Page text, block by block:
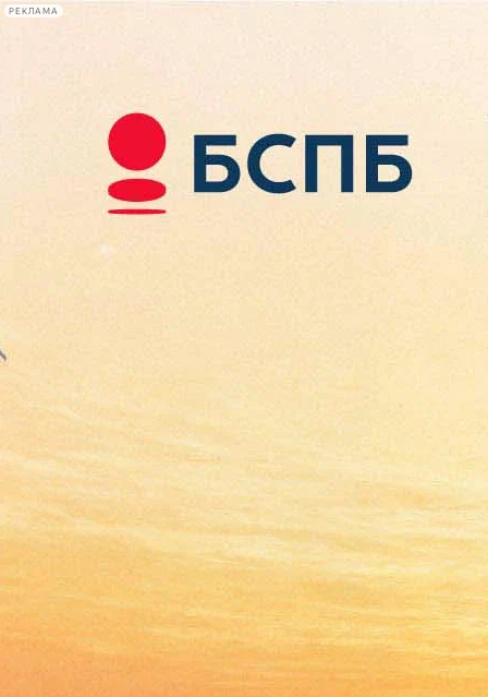
РЕКЛАМА
Сегодня:
2026.08.08
20:16
Афиша Plus
Музеи закроются — сады
останутся. Но не все
17 марта 2020,18:19 Версия для печати